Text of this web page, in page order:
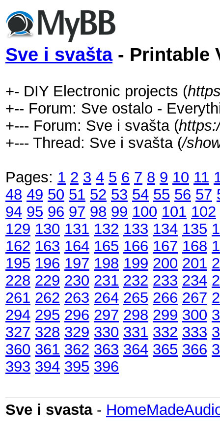
Sve i svašta- Printable
+- DIY Electronic projects (
+-- Forum: Sve ostalo -
+--- Forum: Sve i svašta (
+--- Thread: Sve i svašta (/
Pages: 1 2 3 4 5 6 7 8 9 10 11
48 49 50 51 52 53 54 55 56 57
94 95 96 97 98 99 100 101 102
129 130 131 132 133 134 135
162 163 164 165 166 167 168
195 196 197 198 199 200 201
228 229 230 231 232 233 234
261 262 263 264 265 266 267
294 295 296 297 298 299 300
327 328 329 330 331 332 333
360 361 362 363 364 365 366
393 394 395 396
Sve i svasta-